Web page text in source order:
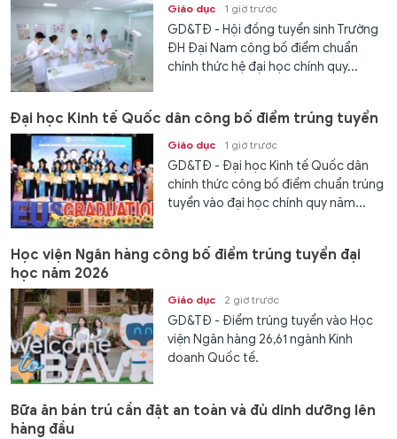
Giáo dục 1 giờ trước
GD&TĐ - Hội đồng tuyển sinh Trường
ĐH Đại Nam công bố điểm chuẩn
chính thức hệ đại học chính quy...
Đại học Kinh tế Quốc dân công bố điểm trúng tuyển
Giáo dục 1 giờ trước
GD&TĐ - Đại học Kinh tế Quốc dân
chính thức công bố điểm chuẩn trúng
tuyển vào đại học chính quy năm...
Học viện Ngân hàng công bố điểm trúng tuyển đại
học năm 2026
Giáo dục 2 giờ trước
GD&TĐ - Điểm trúng tuyển vào Học
viện Ngân hàng 26,61 ngành Kinh
doanh Quốc tế.
Bữa ăn bán trú cần đặt an toàn và đủ dinh dưỡng lên
hàng đầu